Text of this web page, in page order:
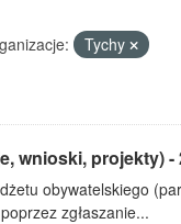
Tychy
wnioski, projekty) -
obywatelskiego
zgłaszanie...